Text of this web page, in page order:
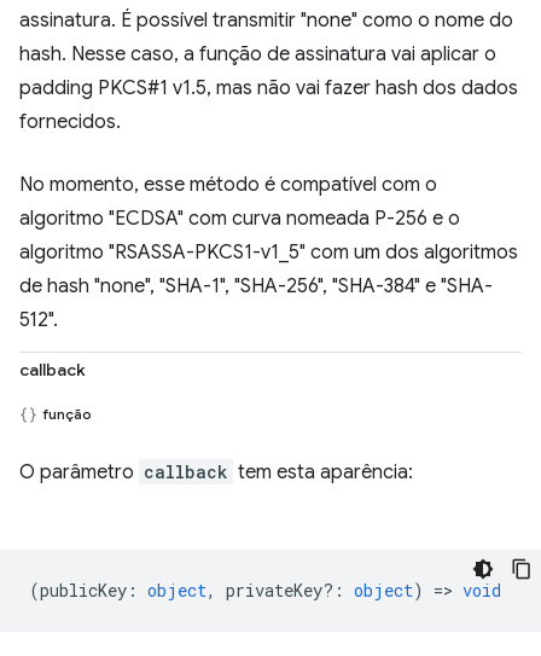
assinatura. É possível transmitir "none" como o nome do
hash. Nesse caso, a função de assinatura vai aplicar o
padding PKCS#1 v1.5, mas não vai fazer hash dos dados
fornecidos.
No momento, esse método é compatível com o
algoritmo "ECDSA" com curva nomeada P-256 e o
algoritmo "RSASSA-PKCS1-v1_5" com um dos algoritmos
de hash "none", "SHA-1", "SHA-256", "SHA-384" e "SHA-
512".
callback
função
O parâmetro callback tem esta aparência:
(publicKey : object, privateKey? : object) => void